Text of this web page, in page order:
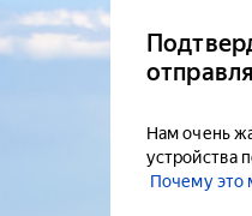
Нам очень
устройства
Почему это